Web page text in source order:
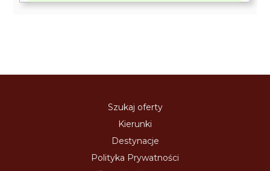
Szukaj oferty
Kierunki
Destynacje
Polityka Prywatności